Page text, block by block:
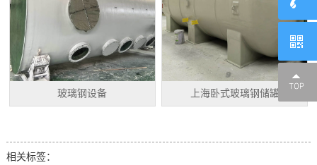
玻璃钢设备 上海卧式玻璃钢储罐
相关标签：